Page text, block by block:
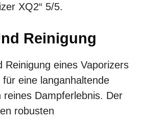
XQ2“ 5/5.
Reinigung
Reinigung eines Vaporizers
eine langanhaltende
reines Dampferlebnis. Der
robusten